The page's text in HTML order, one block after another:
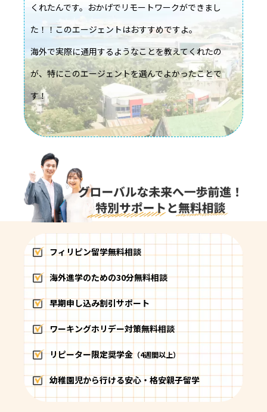
くれたんです。おかげでリモートワークができまし
た！！このエージェントはおすすめですよ。
海外で実際に通用するようなことを教えてくれたの
が、特にこのエージェントを選んでよかったことで
す！
フィリピン留学無料相談
海外進学のための30分無料相談
早期申し込み割引サポート
ワーキングホリデー対策無料相談
リピーター限定奨学金（4週間以上）
幼稚園児から行ける安心・格安親子留学